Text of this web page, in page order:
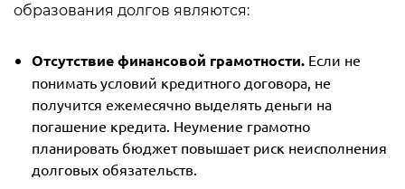
образования долгов являются:
Отсутствие финансовой грамотности. Если не
понимать условий кредитного договора, не
получится ежемесячно выделять деньги на
погашение кредита. Неумение грамотно
планировать бюджет повышает риск неисполнения
долговых обязательств.